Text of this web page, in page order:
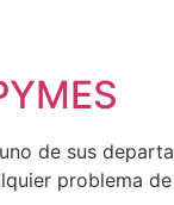
de sus
problema